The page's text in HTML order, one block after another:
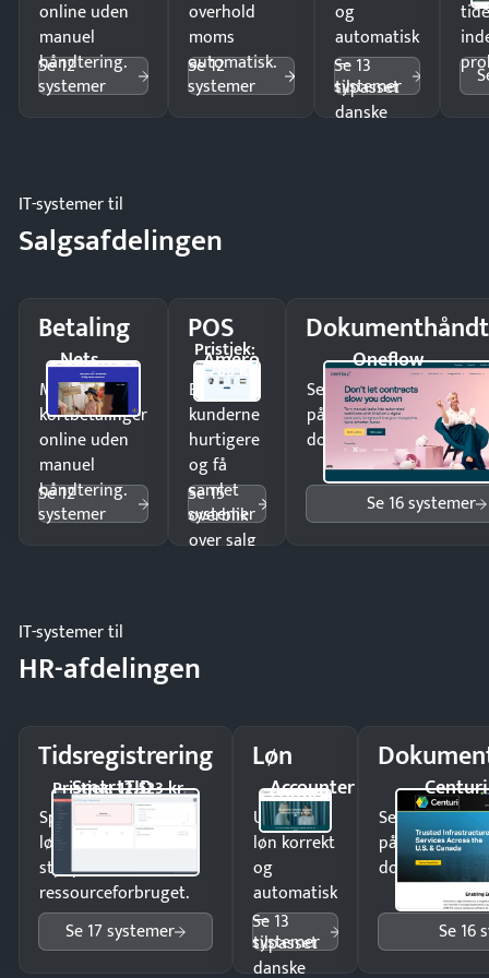
online uden
manuel
håndtering.
Se 12
systemer
overhold
moms
automatisk.
Se 12
systemer
og
automatisk
—
tilpasset
danske
Se 13
systemer
IT-systemer til
Salgsafdelingen
Betaling
Nets
Modtag
kortbetalinger
online uden
manuel
håndtering.
Se 12
systemer
POS
Amero
Pristjek:
4.788 kr
Ekspedér
kunderne
hurtigere
og få
samlet
overblik
over salg
Se 15
systemer
Oneflow
Send kontrakter til
på minutter og mist
dokumenter.
Se 16 systemer
IT-systemer til
HR-afdelingen
Tidsregistrering
SmartTID
Pristjek: 12.523 kr
Spar tid på
lønberegning og få
styr på
ressourceforbruget.
Se 17 systemer
Løn
Accounter
Udbetal
løn korrekt
og
automatisk
—
tilpasset
danske
Se 13
systemer
Centuri
Send
på minutter
dokumenter.
Se 16